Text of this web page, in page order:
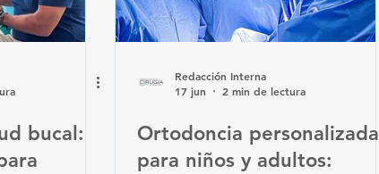
bucal:
Redacción Interna
17 jun
2 min de lectura
Ortodoncia personalizada
para niños y adultos: